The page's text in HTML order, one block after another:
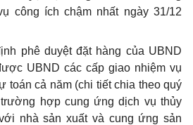
công ích chậm nhất ngày 31/12
phê duyệt đặt hàng của UBND
UBND các cấp giao nhiệm vụ
toán cả năm (chi tiết chia theo quý
hợp cung ứng dịch vụ thủy
nhà sản xuất và cung ứng sản